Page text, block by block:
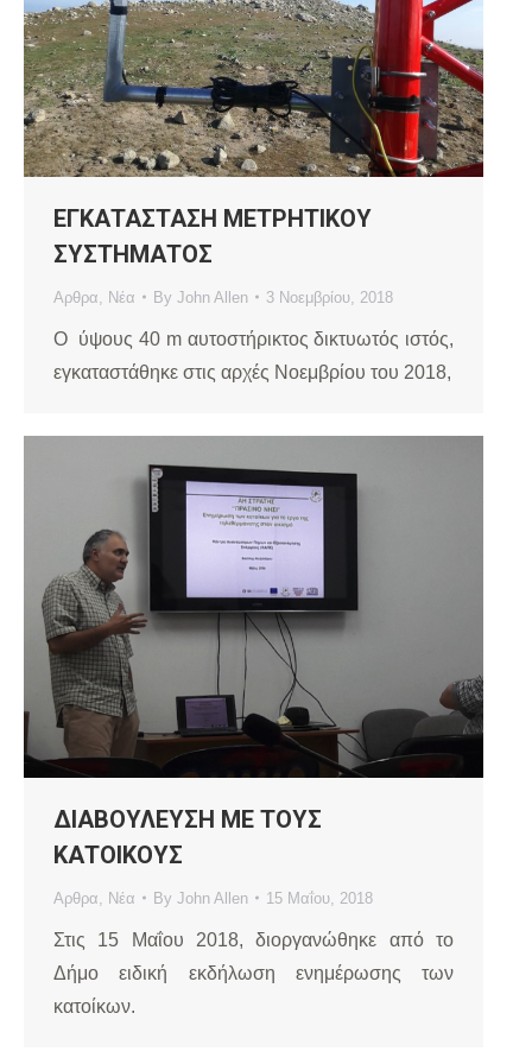
ΕΓΚΑΤΑΣΤΑΣΗ ΜΕΤΡΗΤΙΚΟΥ
ΣΥΣΤΗΜΑΤΟΣ
Αρθρα Νέα By John Allen 3 Νοεμβρίου, 2018
Ο ύψους 40 m αυτοστήρικτος δικτυωτός ιστός,
εγκαταστάθηκε στις αρχές Νοεμβρίου του 2018,
ΔΙΑΒΟΥΛΕΥΣΗ ΜΕ ΤΟΥΣ
ΚΑΤΟΙΚΟΥΣ
Αρθρα Νέα By John Allen 15 Μαΐου, 2018
Στις 15 Μαΐου 2018, διοργανώθηκε από το
Δήμο ειδική εκδήλωση ενημέρωσης των
κατοίκων.